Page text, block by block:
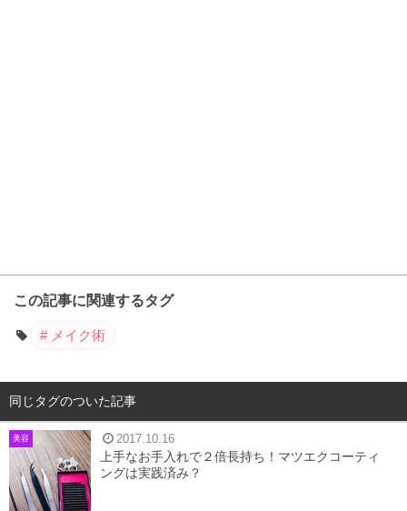
この記事に関連するタグ
メイク術
同じタグのついた記事
美容 2017.10.16
上手なお手入れで２倍長持ち！マツエクコーティ
ングは実践済み？